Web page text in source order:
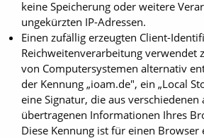
keine Speicherung oder weitere
ungekürzten IP-Adressen.
Einen zufällig erzeugten Client-
Reichweitenverarbeitung verwendet
von Computersystemen alternativ
der Kennung „ioam.de", ein „Local
eine Signatur, die aus verschiedenen
übertragenen Informationen Ihres
Diese Kennung ist für einen Browser